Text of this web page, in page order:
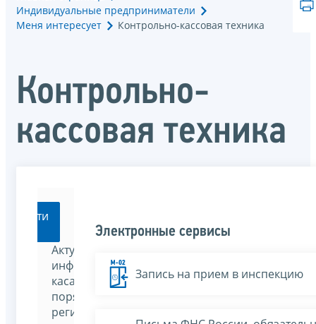
Индивидуальные предприниматели
Меня интересует
Контрольно-кассовая техника
Контрольно-
кассовая техника
Перейти
Актуальная
информация,
касающаяся
порядка
регистрации
Электронные сервисы
Запись на прием в инспекцию